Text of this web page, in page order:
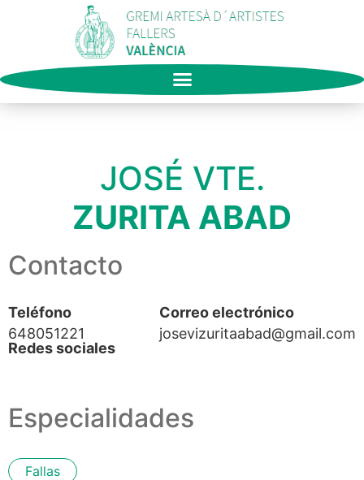
JOSÉ VTE.
ZURITA ABAD
Contacto
Teléfono
648051221
Correo electrónico
josevizuritaabad@gmail.com
Redes sociales
Especialidades
Fallas